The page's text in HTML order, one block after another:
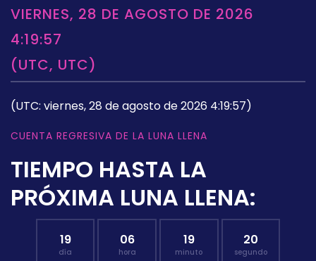
VIERNES, 28 DE AGOSTO DE 2026
4:19:57
(UTC, UTC)
(UTC: viernes, 28 de agosto de 2026 4:19:57)
CUENTA REGRESIVA DE LA LUNA LLENA
TIEMPO HASTA LA
PRÓXIMA LUNA LLENA:
19
día
06
hora
19
minuto
19
segundo